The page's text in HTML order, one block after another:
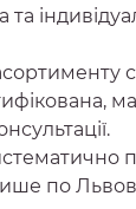
та
по